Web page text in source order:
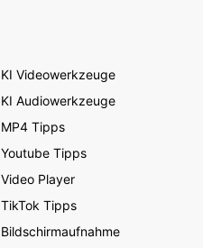
KI Videowerkzeuge
KI Audiowerkzeuge
MP4 Tipps
Youtube Tipps
Video Player
TikTok Tipps
Bildschirmaufnahme